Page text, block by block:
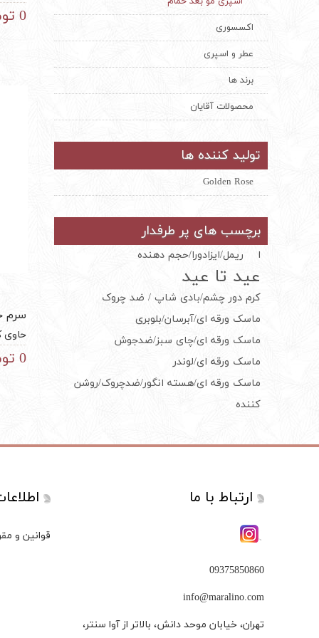
کشور
0 تومان
سرم
عدم
0 تومان
اکسسوری
عطر و اسپری
برند ها
محصولات آقایان
تولید کننده ها
Golden Rose
برچسب های پر طرفدار
ا ریمل/ایزادورا/حجم دهنده
عید تا عید
کرم دور چشم/بادی شاپ / ضد چروک
ماسک ورقه ای/آبرسان/بلوبری
ماسک ورقه ای/چای سبز/ضدجوش
ماسک ورقه ای/لوندر
ماسک ورقه ای/هسته انگور/ضدچروک/روشن
کننده
ارتباط با ما
09375850860
info@maralino.com
تهران، خیابان موحد دانش، بالاتر از آوا سنتر،
قوانین و